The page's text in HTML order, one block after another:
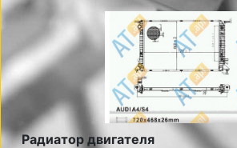
Радиатор двигателя